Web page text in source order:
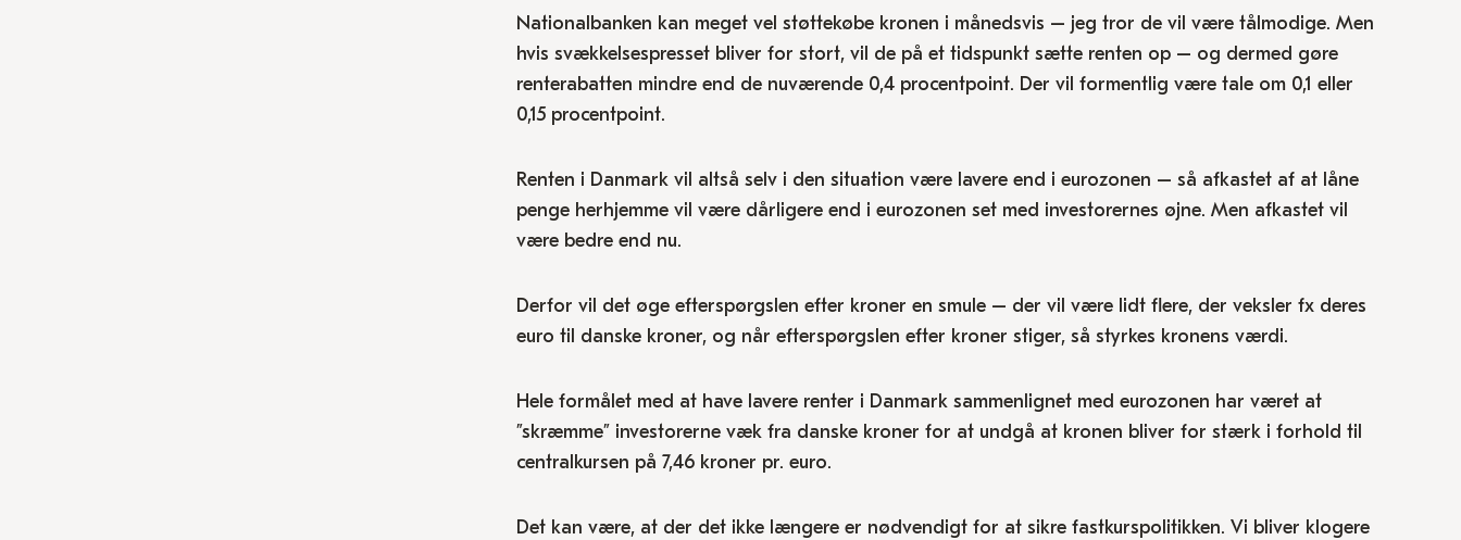
Nationalbanken kan meget vel støttekøbe kronen i månedsvis – jeg tror de vil være tålmodige. Men
hvis svækkelsespresset bliver for stort, vil de på et tidspunkt sætte renten op – og dermed gøre
renterabatten mindre end de nuværende 0,4 procentpoint. Der vil formentlig være tale om 0,1 eller
0,15 procentpoint.
Renten i Danmark vil altså selv i den situation være lavere end i eurozonen – så afkastet af at låne
penge herhjemme vil være dårligere end i eurozonen set med investorernes øjne. Men afkastet vil
være bedre end nu.
Derfor vil det øge efterspørgslen efter kroner en smule – der vil være lidt flere, der veksler fx deres
euro til danske kroner, og når efterspørgslen efter kroner stiger, så styrkes kronens værdi.
Hele formålet med at have lavere renter i Danmark sammenlignet med eurozonen har været at
”skræmme” investorerne væk fra danske kroner for at undgå at kronen bliver for stærk i forhold til
centralkursen på 7,46 kroner pr. euro.
Det kan være, at der det ikke længere er nødvendigt for at sikre fastkurspolitikken. Vi bliver klogere